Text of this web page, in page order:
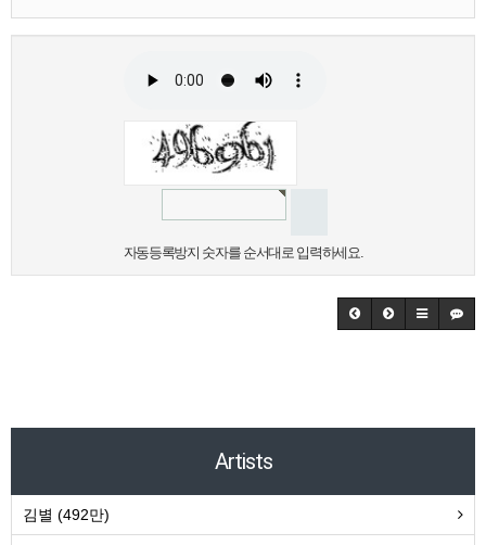
자동등록방지 숫자를 순서대로 입력하세요.
Artists
김별 (492만)